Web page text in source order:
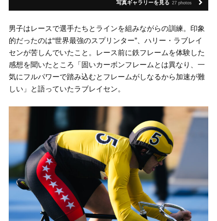
写真ギャラリーを見る 27 photos
男子はレースで選手たちとラインを組みながらの訓練。印象
的だったのは“世界最強のスプリンター”、ハリー・ラブレイ
センが苦しんでいたこと。レース前に鉄フレームを体験した
感想を聞いたところ「固いカーボンフレームとは異なり、一
気にフルパワーで踏み込むとフレームがしなるから加速が難
しい」と語っていたラブレイセン。